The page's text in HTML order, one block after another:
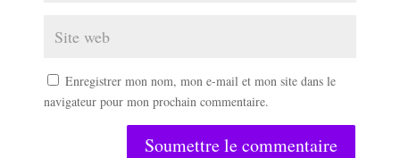
Enregistrer mon nom, mon e-mail et mon site dans le
navigateur pour mon prochain commentaire.
Soumettre le commentaire